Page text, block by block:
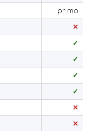
primo
✕
✓
✓
✓
✓
✕
✕